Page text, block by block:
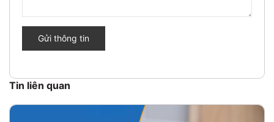
Gửi thông tin
Tin liên quan